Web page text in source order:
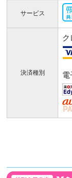
サービス
決済種別 電